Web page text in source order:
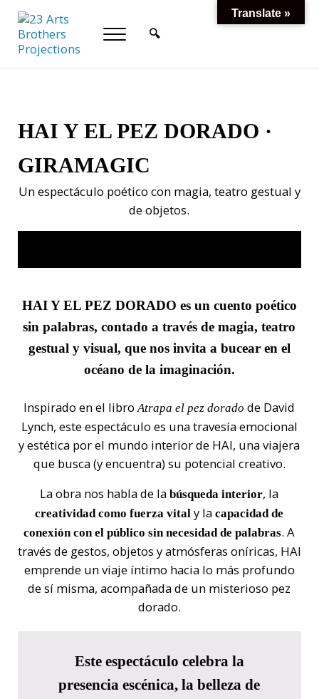
Saltar al contenido principal
Skip to header right navigation
Skip to site footer
Menu Header Search
🔍
HAI Y EL PEZ DORADO ·
GIRAMAGIC
Un espectáculo poético con magia, teatro gestual y
de objetos.
HAI Y EL PEZ DORADO es un cuento poético
sin palabras, contado a través de magia, teatro
gestual y visual, que nos invita a bucear en el
océano de la imaginación.
Inspirado en el libroAtrapa el pez dorado de David
Lynch, este espectáculo es una travesía emocional
y estética por el mundo interior de HAI, una viajera
que busca (y encuentra) su potencial creativo.
La obra nos habla de labúsqueda interior, la
creatividad como fuerza vital y lacapacidad de
conexión con el público sin necesidad de palabras. A
través de gestos, objetos y atmósferas oníricas, HAI
emprende un viaje íntimo hacia lo más profundo
de sí misma, acompañada de un misterioso pez
dorado.
Este espectáculo celebra la
presencia escénica, labelleza de
Translate »